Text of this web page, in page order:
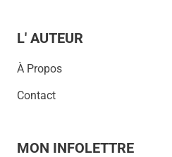
L' AUTEUR
À Propos
Contact
MON INFOLETTRE